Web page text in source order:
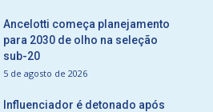
Ancelotti começa planejamento
para 2030 de olho na seleção
sub-20
5 de agosto de 2026
Influenciador é detonado após